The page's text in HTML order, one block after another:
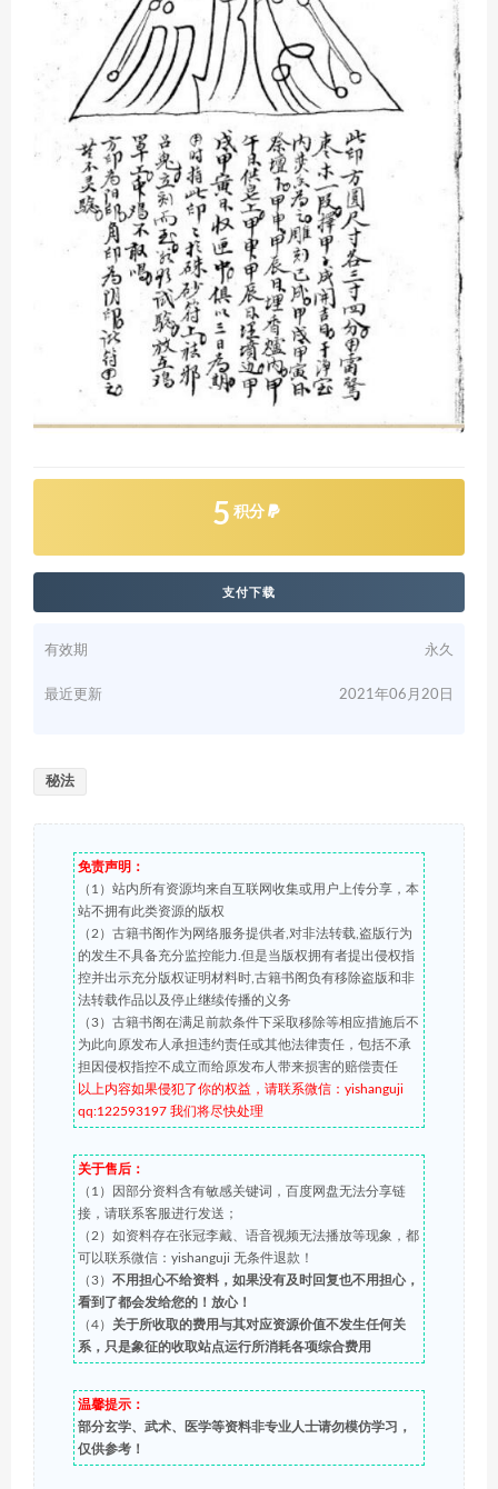
5 积分
支付下载
有效期 永久
最近更新 2021年06月20日
秘法
免责声明：
（1）站内所有资源均来自互联网收集或用户上传分享，本
站不拥有此类资源的版权
（2）古籍书阁作为网络服务提供者,对非法转载,盗版行为
的发生不具备充分监控能力.但是当版权拥有者提出侵权指
控并出示充分版权证明材料时,古籍书阁负有移除盗版和非
法转载作品以及停止继续传播的义务
（3）古籍书阁在满足前款条件下采取移除等相应措施后不
为此向原发布人承担违约责任或其他法律责任，包括不承
担因侵权指控不成立而给原发布人带来损害的赔偿责任
以上内容如果侵犯了你的权益，请联系微信：yishanguji
qq:122593197 我们将尽快处理
关于售后：
（1）因部分资料含有敏感关键词，百度网盘无法分享链
接，请联系客服进行发送；
（2）如资料存在张冠李戴、语音视频无法播放等现象，都
可以联系微信：yishanguji 无条件退款！
（3） 不用担心不给资料，如果没有及时回复也不用担心，
看到了都会发给您的！放心！
（4） 关于所收取的费用与其对应资源价值不发生任何关
系，只是象征的收取站点运行所消耗各项综合费用
温馨提示：
部分玄学、武术、医学等资料非专业人士请勿模仿学习，
仅供参考！